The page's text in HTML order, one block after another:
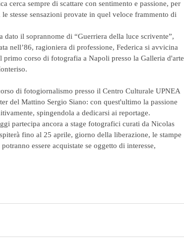
cerca sempre di scattare con sentimento e passione, per
stesse sensazioni provate in quel veloce frammento di
il soprannome di “Guerriera della luce scrivente”,
nell’86, ragioniera di professione, Federica si avvicina
corso di fotografia a Napoli presso la Galleria d'arte
di fotogiornalismo presso il Centro Culturale UPNEA
del Mattino Sergio Siano: con quest'ultimo la passione
spingendola a dedicarsi ai reportage.
partecipa ancora a stage fotografici curati da Nicolas
fino al 25 aprile, giorno della liberazione, le stampe
essere acquistate se oggetto di interesse,